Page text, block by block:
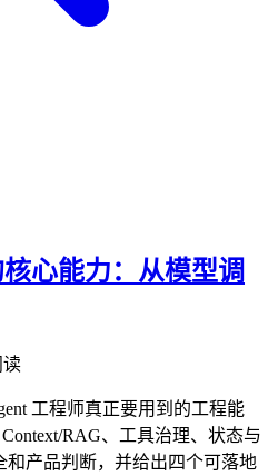
心能力：从模型调
读
工程师真正要用到的工程能
RAG、工具治理、状态与
和产品判断，并给出四个可落地